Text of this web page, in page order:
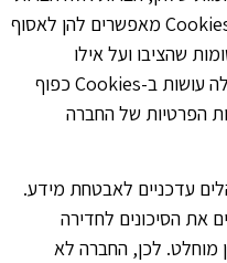
אלה מציבות Cookies במחשבך. ה-Cookies מאפשרים להן לאסוף
שהציבו ועל אילו
פרסומות הקשת. השימוש שחברות אלה עושות ב-Cookies כפוף
הפרטיות של החברה
עדכניים לאבטחת מידע.
את הסיכונים לחדירה
מוחלט. לכן, החברה לא